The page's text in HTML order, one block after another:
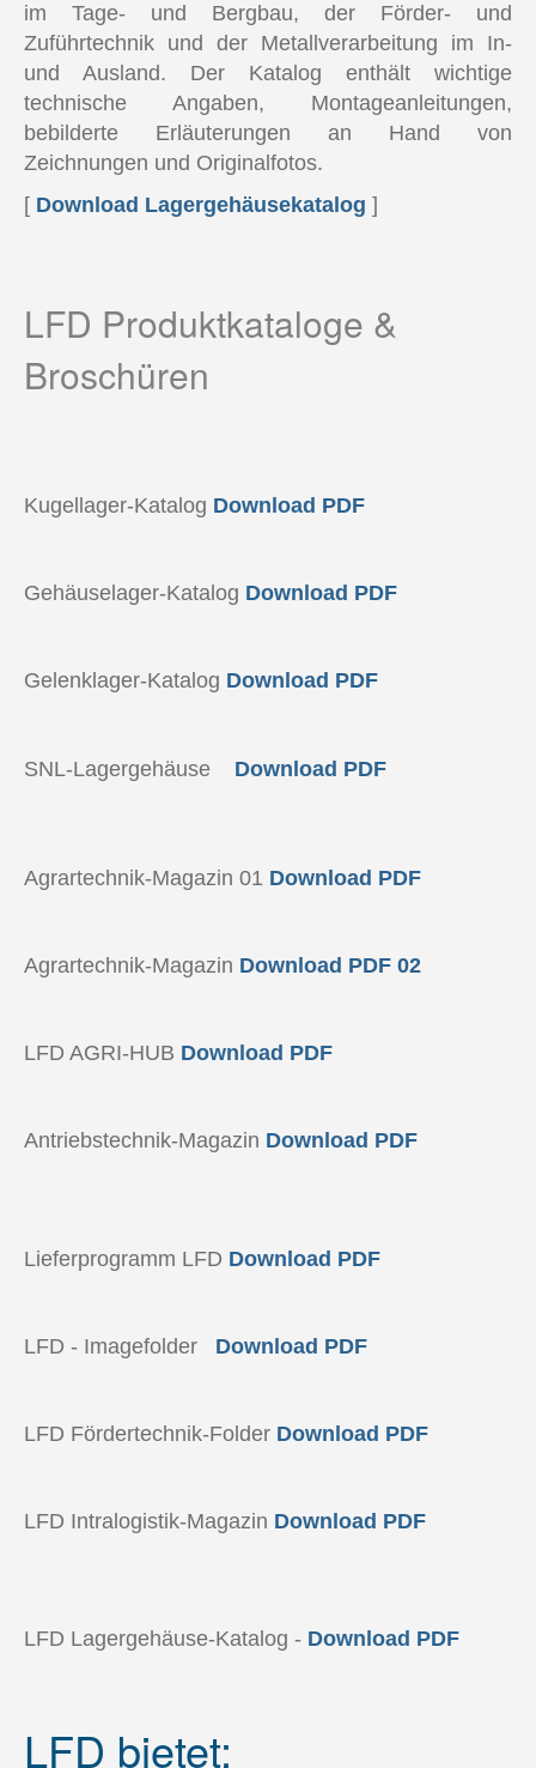
im Tage- und Bergbau, der Förder- und
Zuführtechnik und der Metallverarbeitung im In-
und Ausland. Der Katalog enthält wichtige
technische Angaben, Montageanleitungen,
bebilderte Erläuterungen an Hand von
Zeichnungen und Originalfotos.
[ Download Lagergehäusekatalog ]
LFD Produktkataloge &
Broschüren
Kugellager-Katalog Download PDF
Gehäuselager-Katalog Download PDF
Gelenklager-Katalog Download PDF
SNL-Lagergehäuse Download PDF
Agrartechnik-Magazin 01 Download PDF
Agrartechnik-Magazin Download PDF 02
LFD AGRI-HUB Download PDF
Antriebstechnik-Magazin Download PDF
Lieferprogramm LFD Download PDF
LFD - Imagefolder Download PDF
LFD Fördertechnik-Folder Download PDF
LFD Intralogistik-Magazin Download PDF
LFD Lagergehäuse-Katalog - Download PDF
LFD bietet: